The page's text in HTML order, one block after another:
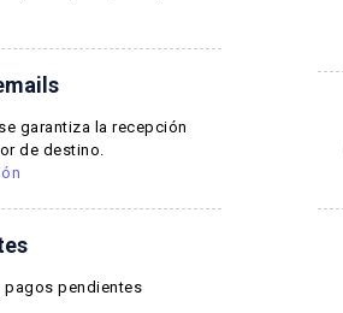
garantiza la recepción
de destino.
pagos pendientes